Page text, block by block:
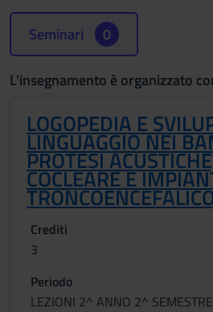
Seminari 0
L'insegnamento è organizzato
LOGOPEDIA E
LINGUAGGIO NEI
PROTESI
COCLEARE E
Crediti
3
Periodo
LEZIONI 2^ ANNO 2^ SEMESTRE